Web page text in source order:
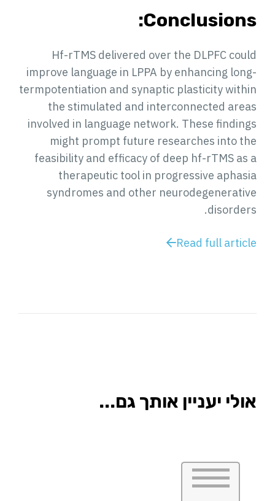
Conclusions:
Hf-rTMS delivered over the DLPFC could
improve language in LPPA by enhancing long-
termpotentiation and synaptic plasticity within
the stimulated and interconnected areas
involved in language network. These findings
might prompt future researches into the
feasibility and efficacy of deep hf-rTMS as a
therapeutic tool in progressive aphasia
syndromes and other neurodegenerative
disorders.
Read full article
אולי יעניין אותך גם...